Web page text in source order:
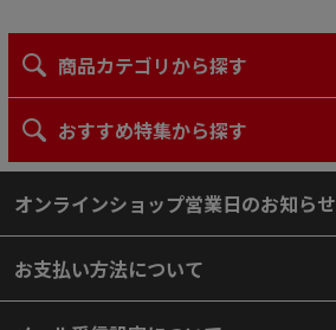
商品カテゴリから探す
おすすめ特集から探す
オンラインショップ営業日のお知らせ
お支払い方法について